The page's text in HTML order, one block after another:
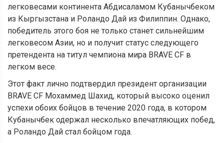
легковесами континента Абдисаламом Кубанычбеком
из Кыргызстана и Роландо Дай из Филиппин. Однако,
победитель этого боя не только станет сильнейшим
легковесом Азии, но и получит статус следующего
претендента на титул чемпиона мира BRAVE CF в
легком весе.
Этот факт лично подтвердил президент организации
BRAVE CF Мохаммед Шахид, который высоко оценил
успехи обоих бойцов в течение 2020 года, в котором
Кубанычбек одержал несколько впечатляющих побед,
а Роландо Дай стал бойцом года.